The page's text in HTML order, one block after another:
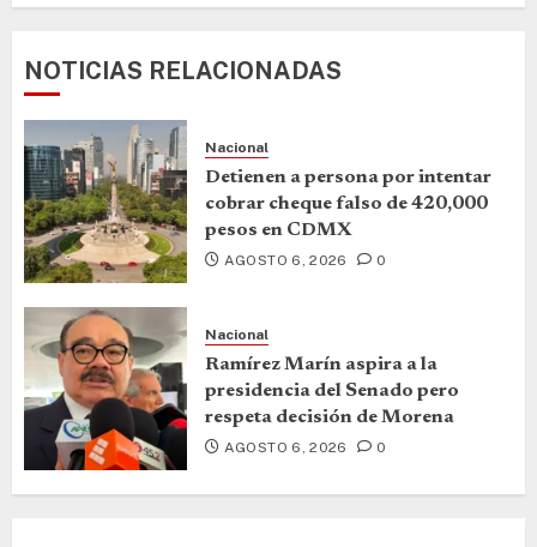
NOTICIAS RELACIONADAS
Nacional
Detienen a persona por intentar
cobrar cheque falso de 420,000
pesos en CDMX
AGOSTO 6, 2026 0
Nacional
Ramírez Marín aspira a la
presidencia del Senado pero
respeta decisión de Morena
AGOSTO 6, 2026 0